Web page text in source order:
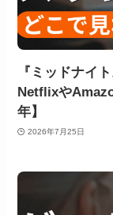
『ミッドナイ
Netflixや
年】
2026年7月25日